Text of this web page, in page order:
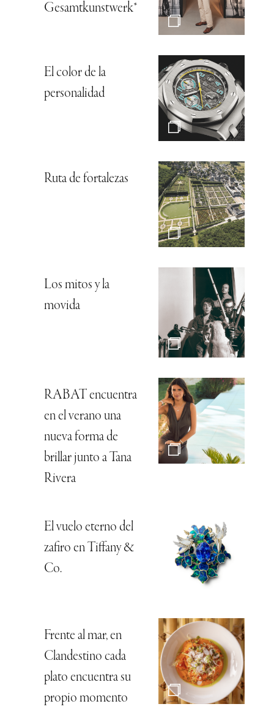
Gesamtkunstwerk*
El color de la
personalidad
Ruta de fortalezas
Los mitos y la
movida
RABAT encuentra
en el verano una
nueva forma de
brillar junto a Tana
Rivera
El vuelo eterno del
zafiro en Tiffany &
Co.
Frente al mar, en
Clandestino cada
plato encuentra su
propio momento